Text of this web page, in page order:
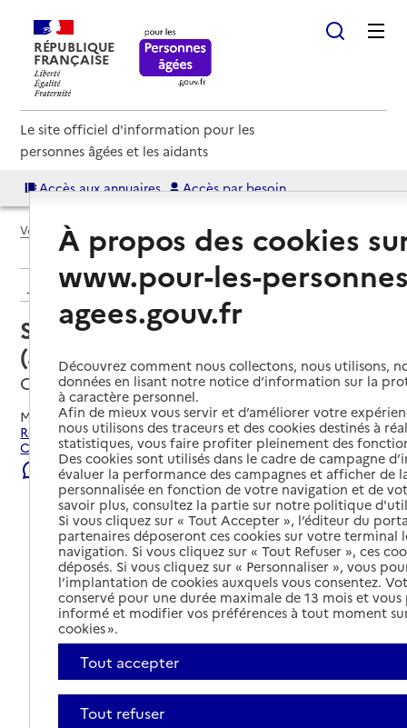
RÉPUBLIQUE
FRANÇAISE
Le site officiel d'information pour les
personnes âgées et les aidants
Accès aux annuaires Accès par besoin
Voir le fil d’Ariane
Retour aux résultats de l'annuaire
Service autonomie à domicile
(aide) – Family dom
Carvin, PAS-DE-CALAIS
Mis à jour le07/08/2026
Rechercher les établissements et services autour de
Carvin.
Signaler une erreur
À propos des cookies
www.pour-les-
agees.gouv.fr
Découvrez comment nous collectons, nous utilisons,
données en lisant notre notice d’information sur la
à caractère personnel.
Afin de mieux vous servir et d’améliorer votre
nous utilisons des traceurs et des cookies destinés à
statistiques, vous faire profiter pleinement des
Des cookies sont utilisés dans le cadre de campagne
évaluer la performance des campagnes et afficher de
personnalisée en fonction de votre navigation et de
savoir plus, consultez la partie sur notre politique
Si vous cliquez sur « Tout Accepter », l’éditeur du
partenaires déposeront ces cookies sur votre terminal
navigation. Si vous cliquez sur « Tout Refuser », ces
déposés. Si vous cliquez sur « Personnaliser », vous
l’implantation de cookies auxquels vous consentez.
conservé pour une durée maximale de 13 mois et
informé et modifier vos préférences à tout moment
cookies ».
Tout accepter
Tout refuser